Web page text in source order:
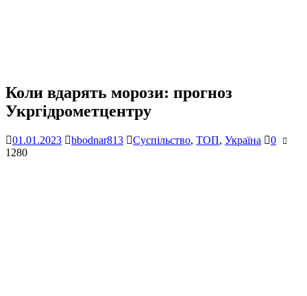
Коли вдарять морози: прогноз
Укргідрометцентру
01.01.2023 bbodnar813 Суспільство, ТОП, Україна
0
1280